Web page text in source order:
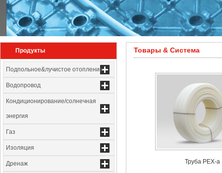
Продукты
Подпольное&лучистое отопление
Водопровод
Кондиционирование/солнечная
энергия
Газ
Изоляция
Дренаж
Товары & Система
Труба PEX-a